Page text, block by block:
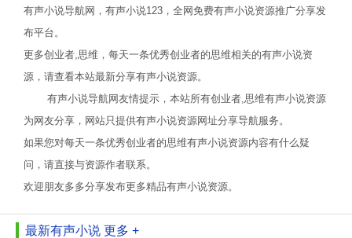
有声小说导航网，有声小说123，全网免费有声小说资源推广分享发
布平台。
更多创业者,思维，每天一条优秀创业者的思维相关的有声小说资
源，请查看本站最新分享有声小说资源。
有声小说导航网友情提示，本站所有创业者,思维有声小说资源
为网友分享，网站只提供有声小说资源网址分享导航服务。
如果您对每天一条优秀创业者的思维有声小说资源内容有什么疑
问，请直接与资源作者联系。
欢迎朋友多多分享发布更多精品有声小说资源。
最新有声小说 更多 +